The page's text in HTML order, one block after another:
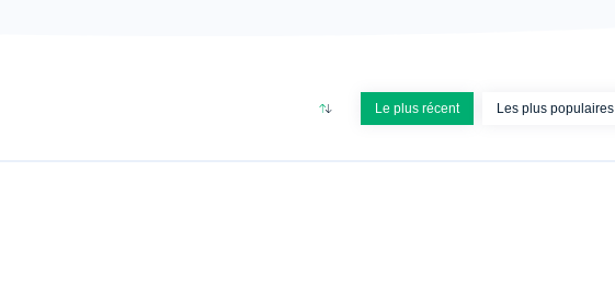
Le plus récent Les plus populaires